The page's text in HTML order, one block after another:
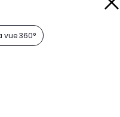
vue 360°